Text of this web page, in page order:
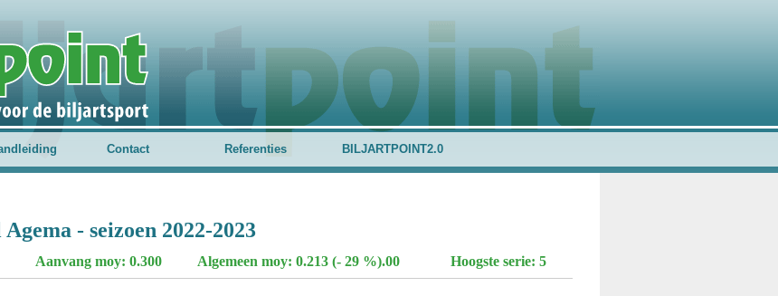
Contact Referenties BILJARTPOINT2.0
- seizoen 2022-2023
Aanvang moy: 0.300 Algemeen moy: 0.213 (- 29 %).00 Hoogste serie: 5